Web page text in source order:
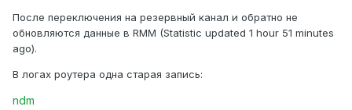
После переключения на резервный канал и обратно не
обновляются данные в RMM (Statistic updated 1 hour 51 minutes
ago).
В логах роутера одна старая запись:
ndm